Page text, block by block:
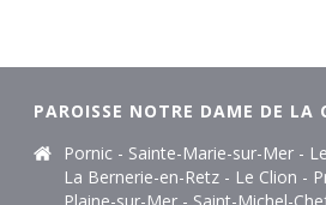
PAROISSE NOTRE DAME DE LA
Pornic - Sainte-Marie-sur-Mer -
La Bernerie-en-Retz - Le Clion -